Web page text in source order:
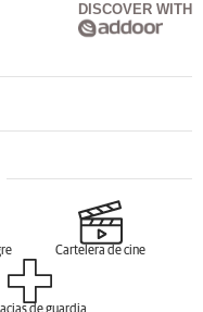
DISCOVER WITH
Cartelera de cine